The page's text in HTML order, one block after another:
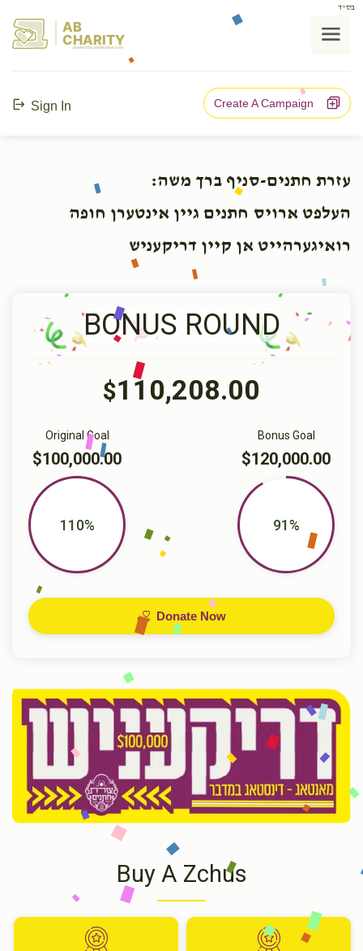
בס"ד
AB
CHARITY
powerd by ahblicklive.com
Sign In Create A Campaign
עזרת חתנים-סניף ברך משה:
העלפט ארויס חתנים גיין אינטערן חופה
רואיגערהייט אן קיין דריקעניש
BONUS ROUND
$110,208.00
Bonus Goal
$120,000.00
91%
Original Goal
$100,000.00
110%
Donate Now
Buy A Zchus